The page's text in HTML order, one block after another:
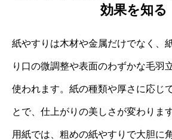
効果を知る
紙やすりは木材や金属だけでなく、
り口の微調整や表面のわずかな毛羽
使われます。紙の種類や厚さに応じ
とで、仕上がりの美しさが変わりま
用紙では、粗めの紙やすりで大胆に